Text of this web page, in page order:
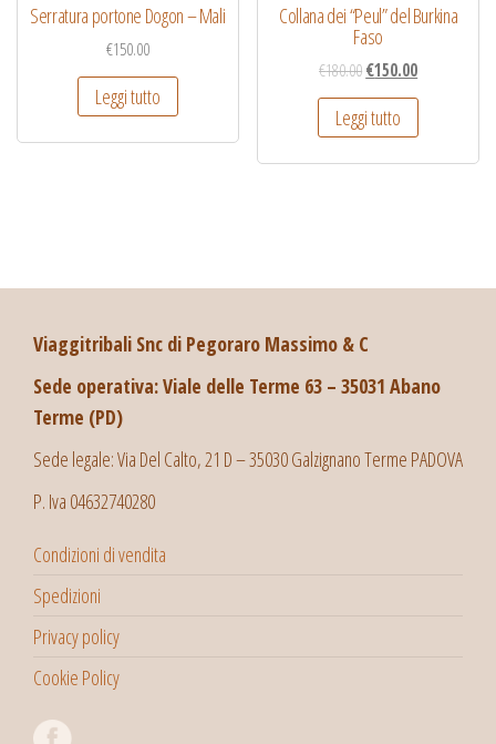
Serratura portone Dogon – Mali
€150.00
Leggi tutto
Collana dei “Peul” del Burkina
Faso
€180.00€150.00
Leggi tutto
Viaggitribali Snc di Pegoraro Massimo & C
Sede operativa: Viale delle Terme 63 – 35031 Abano
Terme (PD)
Sede legale: Via Del Calto, 21 D – 35030 Galzignano Terme PADOVA
P. Iva 04632740280
Condizioni di vendita
Spedizioni
Privacy policy
Cookie Policy